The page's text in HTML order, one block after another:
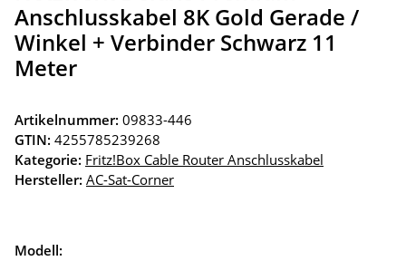
Anschlusskabel 8K Gold Gerade /
Winkel + Verbinder Schwarz 11
Meter
Artikelnummer: 09833-446
GTIN: 4255785239268
Kategorie: Fritz!Box Cable Router Anschlusskabel
Hersteller: AC-Sat-Corner
Modell: